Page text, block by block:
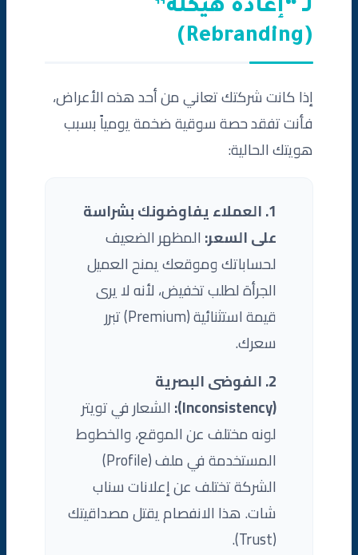
لـ “إعادة هيكلة”
(Rebranding)
إذا كانت شركتك تعاني من أحد هذه الأعراض،
فأنت تفقد حصة سوقية ضخمة يومياً بسبب
هويتك الحالية:
1. العملاء يفاوضونك بشراسة
على السعر: المظهر الضعيف
لحساباتك وموقعك يمنح العميل
الجرأة لطلب تخفيض، لأنه لا يرى
قيمة استثنائية (Premium) تبرر
سعرك.
2. الفوضى البصرية
(Inconsistency):
الشعار في تويتر
لونه مختلف عن الموقع، والخطوط
المستخدمة في ملف (Profile)
الشركة تختلف عن إعلانات سناب
شات. هذا الانفصام يقتل مصداقيتك
(Trust).